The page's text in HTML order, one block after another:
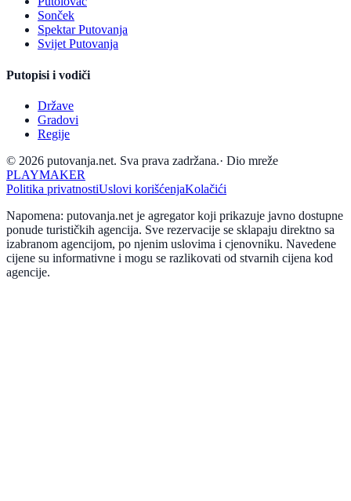
Sonček
Spektar Putovanja
Svijet Putovanja
Putopisi i vodiči
Države
Gradovi
Regije
© 2026 putovanja.net. Sva prava zadržana.· Dio mreže
PLAYMAKER
Politika privatnostiUslovi korišćenjaKolačići
Napomena: putovanja.net je agregator koji prikazuje javno dostupne
ponude turističkih agencija. Sve rezervacije se sklapaju direktno sa
izabranom agencijom, po njenim uslovima i cjenovniku. Navedene
cijene su informativne i mogu se razlikovati od stvarnih cijena kod
agencije.